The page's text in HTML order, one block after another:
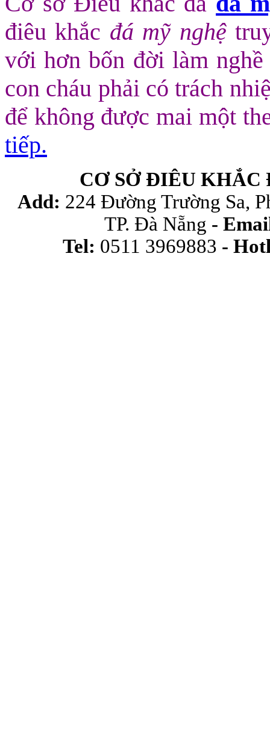
điêu khắc đá mỹ nghệ
với hơn bốn đời làm
con cháu phải có trách
để không được mai một
tiếp.
CƠ SỞ ĐIÊU KHẮC
Add: 224 Đường Trường Sa,
TP. Đà Nẵng -
Tel: 0511 3969883 -